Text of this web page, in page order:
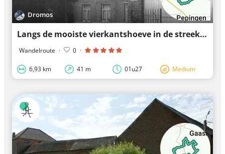
Dromos
Langs de mooiste vierkantshoeve in de streek: Hof te Bree-eik
Wandelroute · 0 ·
6,93 km 41 m 01u27 Medium